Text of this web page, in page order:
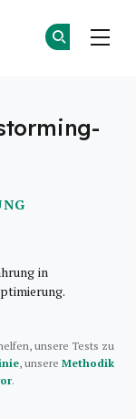
in
unsere Tests zu
, unsere Methodik
.